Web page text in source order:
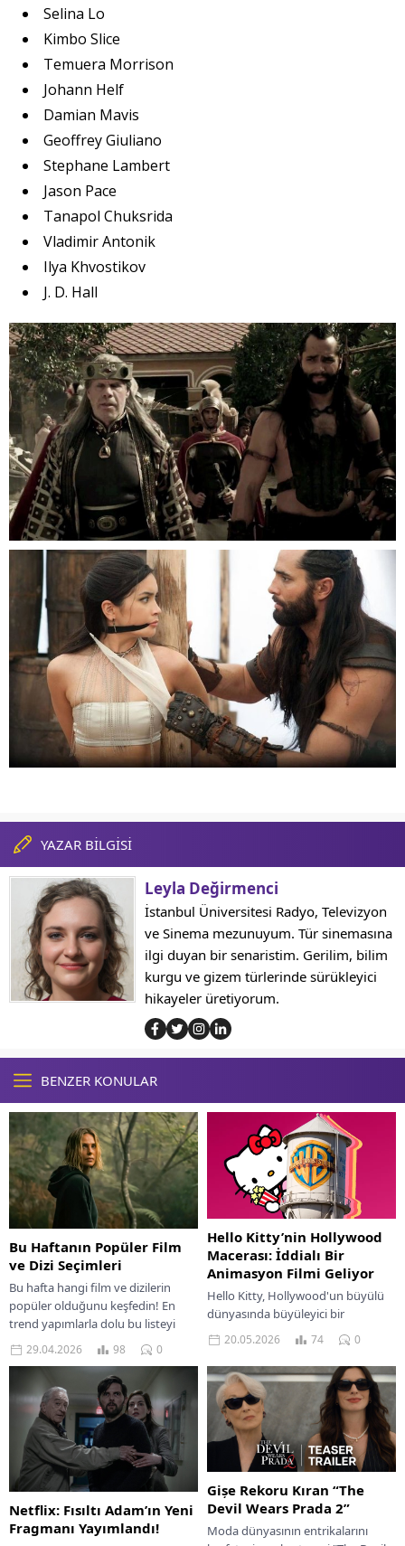
Selina Lo
Kimbo Slice
Temuera Morrison
Johann Helf
Damian Mavis
Geoffrey Giuliano
Stephane Lambert
Jason Pace
Tanapol Chuksrida
Vladimir Antonik
Ilya Khvostikov
J. D. Hall
YAZAR BİLGİSİ
Leyla Değirmenci
İstanbul Üniversitesi Radyo, Televizyon
ve Sinema mezunuyum. Tür sinemasına
ilgi duyan bir senaristim. Gerilim, bilim
kurgu ve gizem türlerinde sürükleyici
hikayeler üretiyorum.
BENZER KONULAR
Bu Haftanın Popüler Film
ve Dizi Seçimleri
Bu hafta hangi film ve dizilerin
popüler olduğunu keşfedin! En
trend yapımlarla dolu bu listeyi
kaçırmayın. İyi seyirler!
29.04.2026 98 0
Hello Kitty’nin Hollywood
Macerası: İddialı Bir
Animasyon Filmi Geliyor
Hello Kitty, Hollywood'un büyülü
dünyasında büyüleyici bir
animasyon filmi ile geri dönüyor.
Eğlenceli bir macera sizleri bekliyor!
20.05.2026 74 0
Netflix: Fısıltı Adam’ın Yeni
Fragmanı Yayımlandı!
Gișe Rekoru Kıran “The
Devil Wears Prada 2”
Moda dünyasının entrikalarını